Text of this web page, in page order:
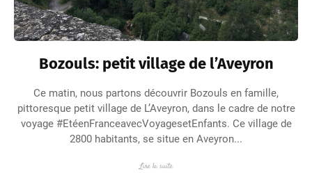
Bozouls: petit village de l’Aveyron
Ce matin, nous partons découvrir Bozouls en famille,
pittoresque petit village de L’Aveyron, dans le cadre de notre
voyage #EtéenFranceavecVoyagesetEnfants. Ce village de
2800 habitants, se situe en Aveyron...
Lire la suite